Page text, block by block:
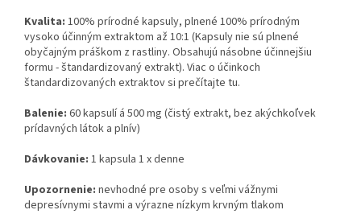
Kvalita: 100% prírodné kapsuly, plnené 100% prírodným
vysoko účinným extraktom až 10:1 (Kapsuly nie sú plnené
obyčajným práškom z rastliny. Obsahujú násobne účinnejšiu
formu - štandardizovaný extrakt). Viac o účinkoch
štandardizovaných extraktov si prečítajte tu.
Balenie: 60 kapsulí á 500 mg (čistý extrakt, bez akýchkoľvek
prídavných látok a plnív)
Dávkovanie: 1 kapsula 1 x denne
Upozornenie: nevhodné pre osoby s veľmi vážnymi
depresívnymi stavmi a výrazne nízkym krvným tlakom